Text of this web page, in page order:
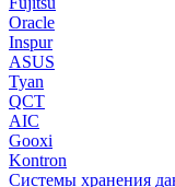
Oracle
Inspur
ASUS
Tyan
QCT
AIC
Gooxi
Kontron
Системы хранения